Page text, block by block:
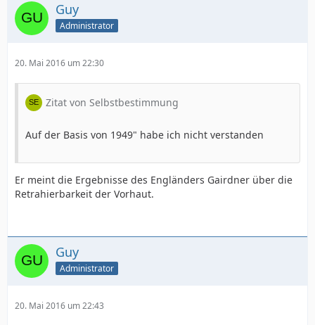
Guy
Administrator
20. Mai 2016 um 22:30
Zitat von Selbstbestimmung
Auf der Basis von 1949" habe ich nicht verstanden
Er meint die Ergebnisse des Engländers Gairdner über die
Retrahierbarkeit der Vorhaut.
Guy
Administrator
20. Mai 2016 um 22:43